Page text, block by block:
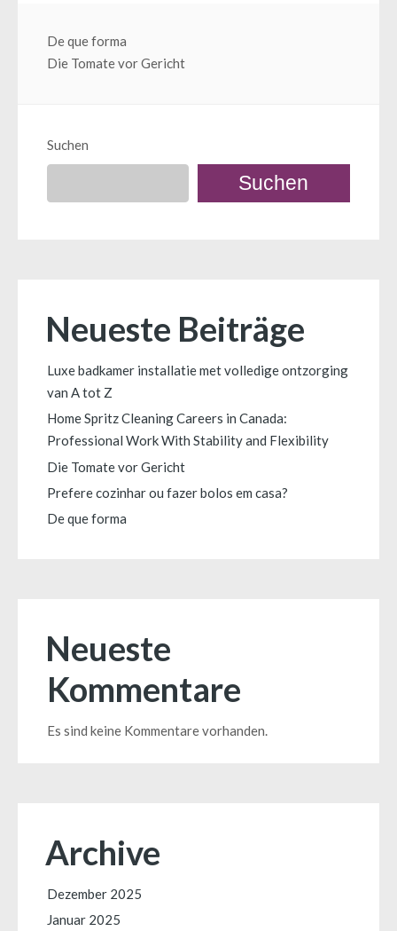
Beitragsnavigation
De que forma
Die Tomate vor Gericht
Suchen
Suchen
Neueste Beiträge
Luxe badkamer installatie met volledige ontzorging
van A tot Z
Home Spritz Cleaning Careers in Canada:
Professional Work With Stability and Flexibility
Die Tomate vor Gericht
Prefere cozinhar ou fazer bolos em casa?
De que forma
Neueste
Kommentare
Es sind keine Kommentare vorhanden.
Archive
Dezember 2025
Januar 2025